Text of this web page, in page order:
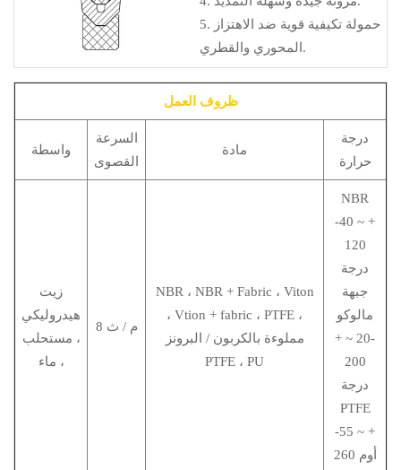
5. حمولة تكيفية قوية ضد الاهتزاز
المحوري والقطري.
ظروف العمل
واسطة
السرعة
القصوى
مادة
درجة
حرارة
زيت
هيدروليكي
، مستحلب
، ماء
8 م / ث
NBR ، NBR + Fabric ، Viton
، Vtion + fabric ، PTFE ،
مملوءة بالكربون / البرونز
PTFE ، PU
NBR
-40 ~ +
120
درجة
جبهة
مالوكو
-20 ~ +
200
درجة
PTFE
-55 ~ +
260 أوم